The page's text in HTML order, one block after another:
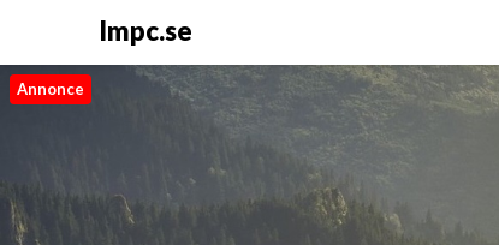
Impc.se
Annonce